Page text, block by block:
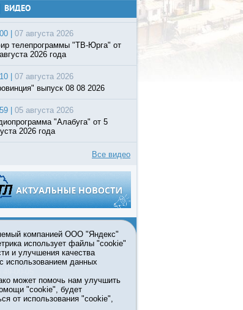
ВИДЕО
|
07 августа 2026
телепрограммы "ТВ-Юрга" от
2026 года
|
07 августа 2026
выпуск 08 08 2026
|
05 августа 2026
"Алабуга" от 5
2026 года
Все видео
ссылка
Тюменской
выдано
технологий и массовых
компанией ООО "Яндекс"
использует файлы "cookie"
и улучшения качества
использованием данных
может помочь нам улучшить
"cookie", будет
от использования "cookie",